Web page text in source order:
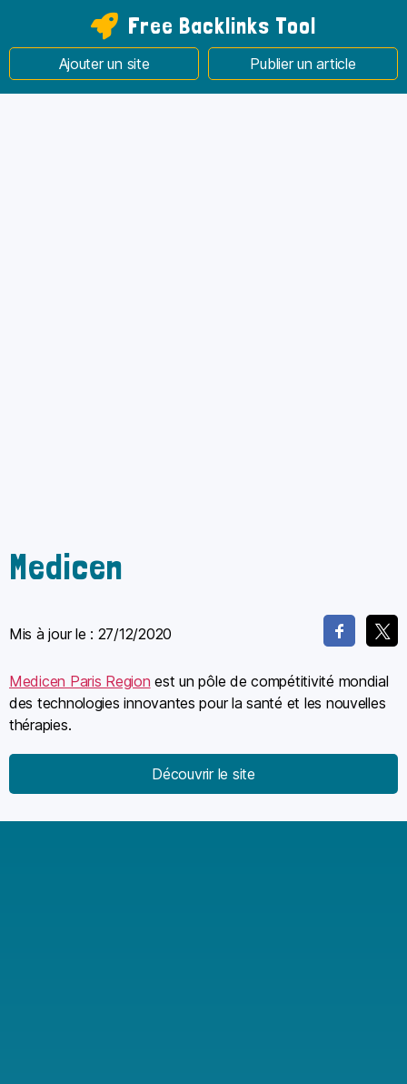
Free Backlinks Tool
Ajouter un site Publier un article
Medicen
Mis à jour le : 27/12/2020
Medicen Paris Region est un pôle de compétitivité mondial
des technologies innovantes pour la santé et les nouvelles
thérapies.
Découvrir le site